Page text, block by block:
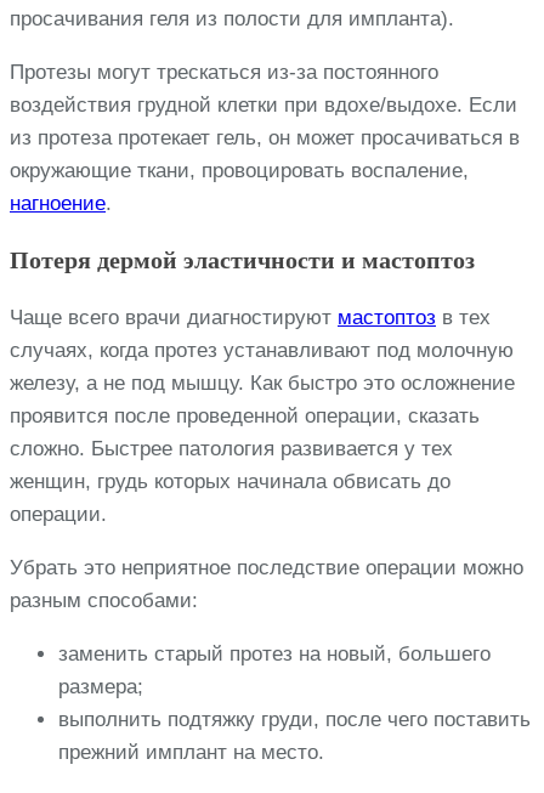
просачивания геля из полости для импланта).
Протезы могут трескаться из-за постоянного
воздействия грудной клетки при вдохе/выдохе. Если
из протеза протекает гель, он может просачиваться в
окружающие ткани, провоцировать воспаление,
нагноение.
Потеря дермой эластичности и мастоптоз
Чаще всего врачи диагностируют мастоптоз в тех
случаях, когда протез устанавливают под молочную
железу, а не под мышцу. Как быстро это осложнение
проявится после проведенной операции, сказать
сложно. Быстрее патология развивается у тех
женщин, грудь которых начинала обвисать до
операции.
Убрать это неприятное последствие операции можно
разным способами:
заменить старый протез на новый, большего
размера;
выполнить подтяжку груди, после чего поставить
прежний имплант на место.